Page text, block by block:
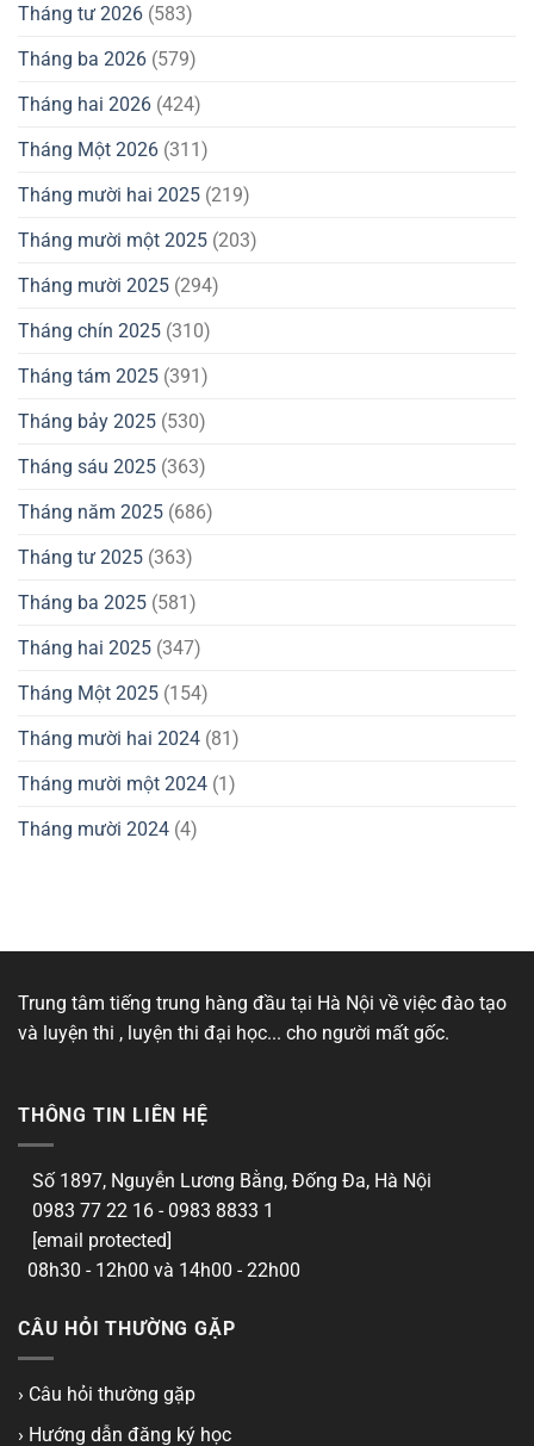
Tháng tư 2026 (583)
Tháng ba 2026 (579)
Tháng hai 2026 (424)
Tháng Một 2026 (311)
Tháng mười hai 2025 (219)
Tháng mười một 2025 (203)
Tháng mười 2025 (294)
Tháng chín 2025 (310)
Tháng tám 2025 (391)
Tháng bảy 2025 (530)
Tháng sáu 2025 (363)
Tháng năm 2025 (686)
Tháng tư 2025 (363)
Tháng ba 2025 (581)
Tháng hai 2025 (347)
Tháng Một 2025 (154)
Tháng mười hai 2024 (81)
Tháng mười một 2024 (1)
Tháng mười 2024 (4)
Trung tâm tiếng trung hàng đầu tại Hà Nội về việc đào tạo
và luyện thi , luyện thi đại học... cho người mất gốc.
THÔNG TIN LIÊN HỆ
Số 1897, Nguyễn Lương Bằng, Đống Đa, Hà Nội
0983 77 22 16 - 0983 8833 1
[email protected]
08h30 - 12h00 và 14h00 - 22h00
CÂU HỎI THƯỜNG GẶP
› Câu hỏi thường gặp
› Hướng dẫn đăng ký học